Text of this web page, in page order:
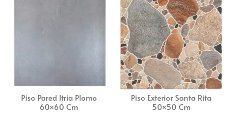
Piso Pared Itria Plomo
60×60 Cm
Piso Exterior Santa Rita
50×50 Cm